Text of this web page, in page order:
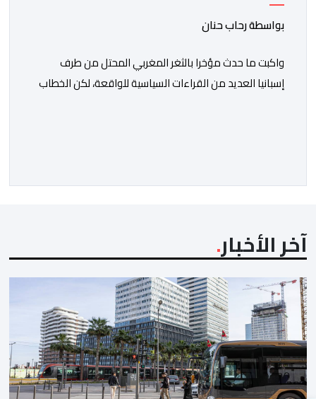
بواسطة رحاب حنان
واكبت ما حدث مؤخرا بالثغر المغربي المحتل من طرف
إسبانيا العديد من القراءات السياسية للواقعة، لكن الخطاب
الرشحين للهجرة غير النظامية، وعلى حساب […]
آخر الأخبار